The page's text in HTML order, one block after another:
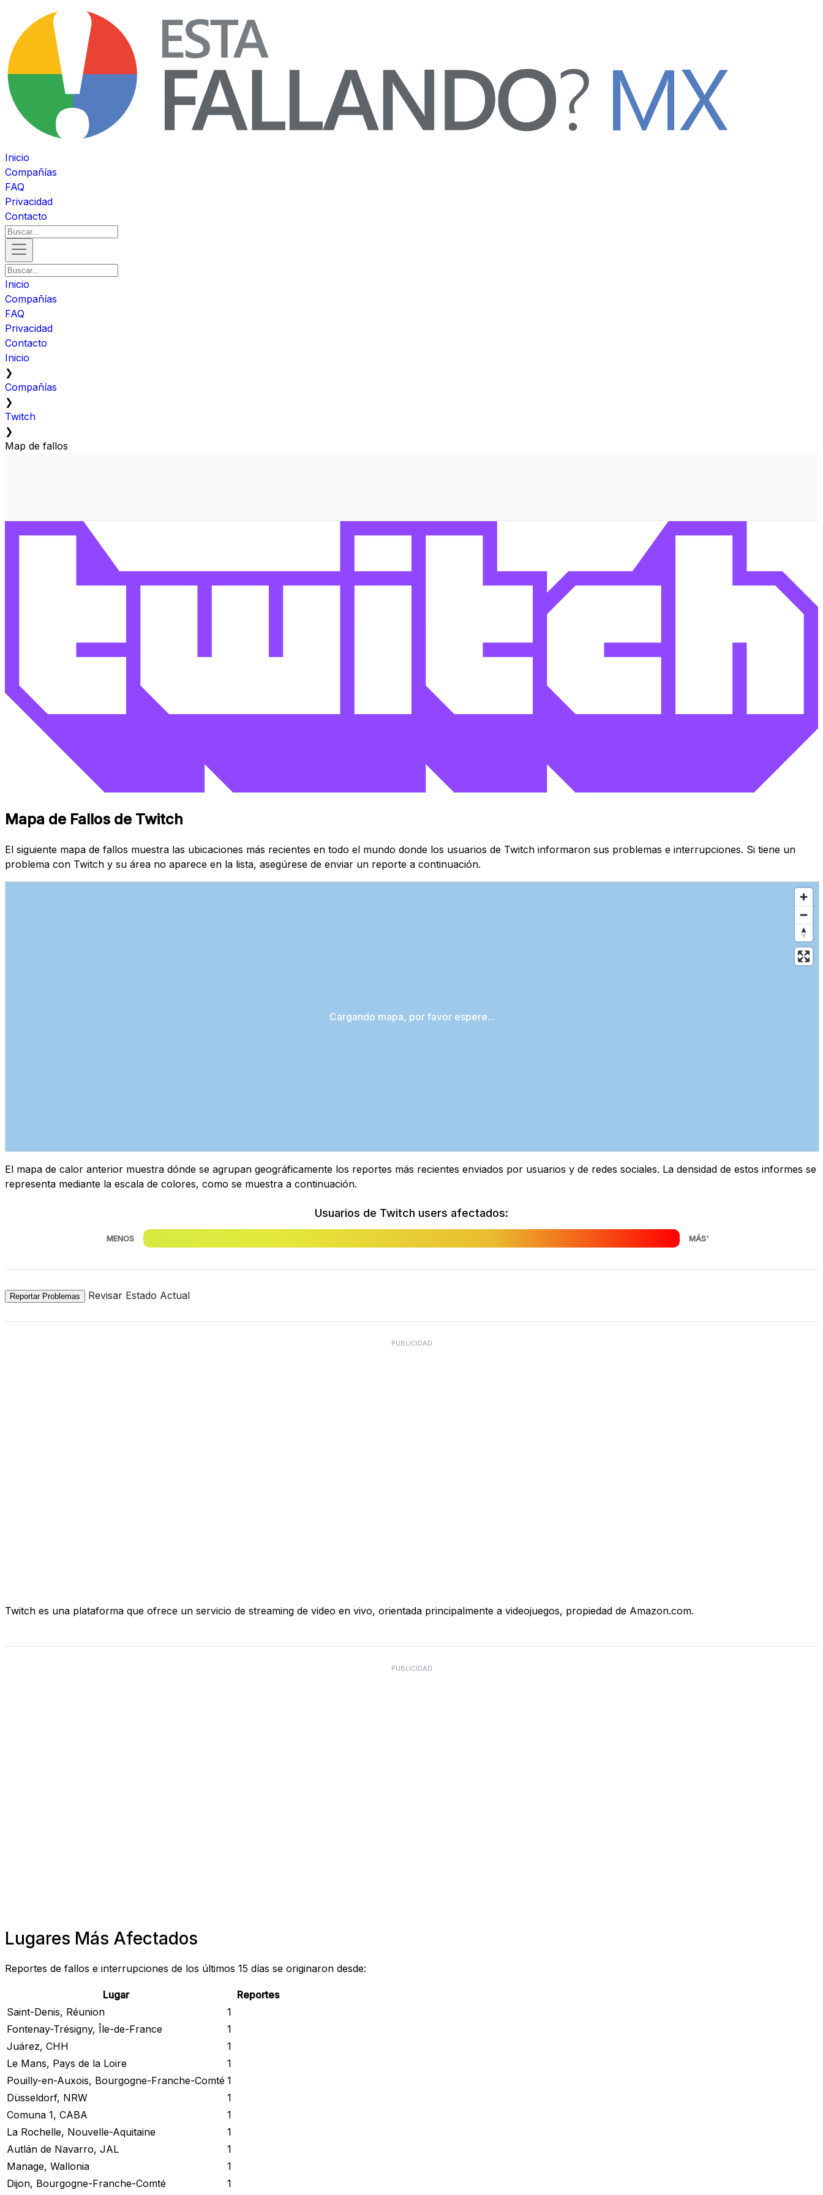
Inicio
Compañías
FAQ
Privacidad
Contacto
Inicio
Compañías
FAQ
Privacidad
Contacto
Inicio
❯
Compañías
❯
Twitch
❯
Map de fallos
Mapa de Fallos de Twitch
El siguiente mapa de fallos muestra las ubicaciones más recientes en todo el mundo donde los usuarios de Twitch informaron sus problemas e interrupciones. Si tiene un
problema con Twitch y su área no aparece en la lista, asegúrese de enviar un reporte a continuación.
Cargando mapa, por favor espere...
El mapa de calor anterior muestra dónde se agrupan geográficamente los reportes más recientes enviados por usuarios y de redes sociales. La densidad de estos informes se
representa mediante la escala de colores, como se muestra a continuación.
Usuarios de Twitch users afectados:
MENOS MÁS'
Reportar Problemas Revisar Estado Actual
PUBLICIDAD
Twitch es una plataforma que ofrece un servicio de streaming de video en vivo, orientada principalmente a videojuegos, propiedad de Amazon.com.
PUBLICIDAD
Lugares Más Afectados
Reportes de fallos e interrupciones de los últimos 15 días se originaron desde:
Lugar
Reportes
Saint-Denis, Réunion
1
Fontenay-Trésigny, Île-de-France
1
Juárez, CHH
1
Le Mans, Pays de la Loire
1
Pouilly-en-Auxois, Bourgogne-Franche-Comté 1
Düsseldorf, NRW
1
Comuna 1, CABA
1
La Rochelle, Nouvelle-Aquitaine
1
Autlán de Navarro, JAL
1
Manage, Wallonia
1
Dijon, Bourgogne-Franche-Comté
1